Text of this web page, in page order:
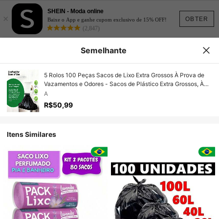
OBTER
×
SHEIN - Moda online
Baixe o App e ganhe cupom exclusivo de 15% OFF!
(2,847)
Semelhante
5 Rolos 100 Peças Sacos de Lixo Extra Grossos À Prova de
Vazamentos e Odores - Sacos de Plástico Extra Grossos, À
Prova de Vazamentos, À Prova de Odores, Resistentes a
Rasgos, Adequados para Casa, Escritório, Cozinha, Banheiro,
Uso Externo e Comercial - Compatível com Lixeiras e Cestos,
A
R$50,99
Itens Similares